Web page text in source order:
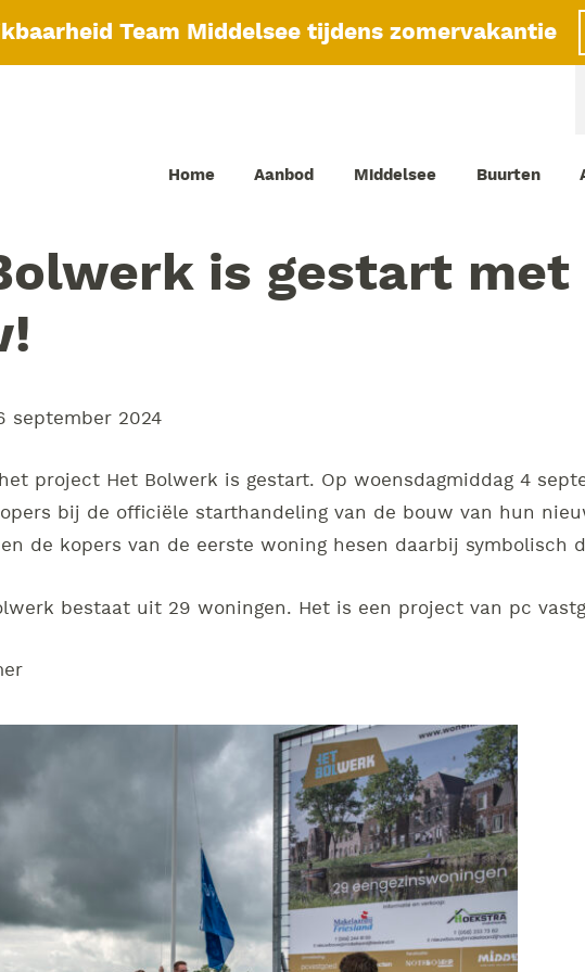
Team Middelsee tijdens zomervakantie
Home Aanbod Middelsee Buurten
is gestart met
september 2024
project Het Bolwerk is gestart. Op woensdagmiddag 4
bij de officiële starthandeling van de bouw van hun
de kopers van de eerste woning hesen daarbij symbolisch
bestaat uit 29 woningen. Het is een project van pc